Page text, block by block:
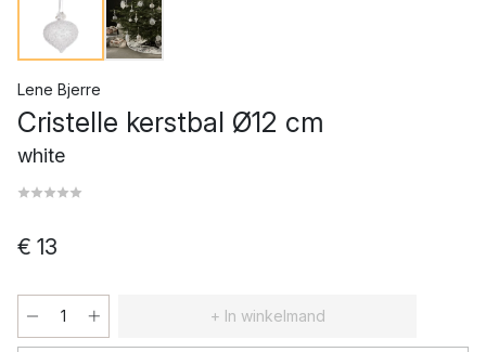
Lene Bjerre
Cristelle kerstbal Ø12 cm
white
€ 13
+ In winkelmand